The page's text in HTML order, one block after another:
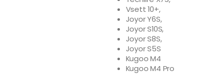
Vsett 10+,
Joyor Y6S,
Joyor S10S,
Joyor S8S,
Joyor S5S
Kugoo M4
Kugoo M4 Pro